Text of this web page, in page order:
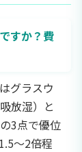
すか？費
グラスウ
放湿）と
3点で優位
〜2倍程